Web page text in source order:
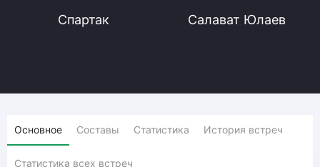
Спартак Салават Юлаев
Основное Составы Статистика История встреч
Статистика всех встреч